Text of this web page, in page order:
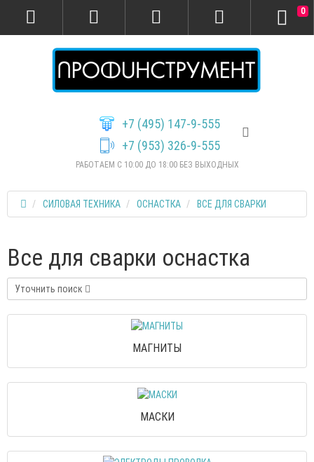
+7 (495) 147-9-555
+7 (953) 326-9-555
РАБОТАЕМ С 10:00 ДО 18:00 БЕЗ ВЫХОДНЫХ
0
СИЛОВАЯ ТЕХНИКА ОСНАСТКА ВСЕ ДЛЯ СВАРКИ
Все для сварки оснастка
Уточнить поиск
МАГНИТЫ
МАСКИ